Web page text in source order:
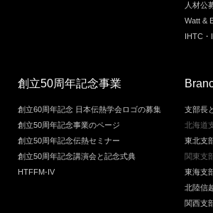
人材公
Watt &
IHTC・
創立50周年記念事業
創立60周年記念 日本伝熱学会ロゴの募集
創立50周年記念事業のページ
創立50周年記念伝熱セミナー
創立50周年記念講演会と記念式典
HTFFM-IV
支部長
北海道
東北支
関東支
東海支
北陸信
関西支